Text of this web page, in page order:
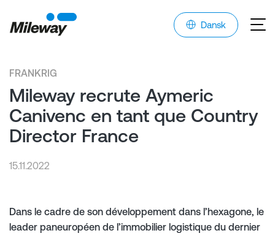
Dansk
FRANKRIG
Mileway recrute Aymeric
Canivenc en tant que Country
Director France
15.11.2022
Dans le cadre de son développement dans l’hexagone, le
leader paneuropéen de l’immobilier logistique du dernier